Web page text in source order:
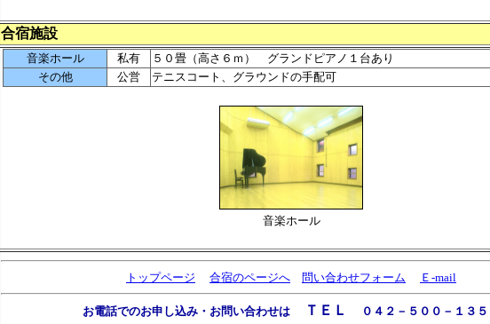
合宿施設
音楽ホール 私有
５０畳（高さ６ｍ） グランドピアノ１台あり
その他
公営 テニスコート、グラウンドの手配可
音楽ホール
トップページ 合宿のページへ 問い合わせフォーム Ｅ-mail
お電話でのお申し込み・お問い合わせは ＴＥＬ ０４２－５００－１３